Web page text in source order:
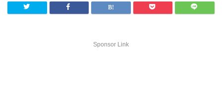
Sponsor Link